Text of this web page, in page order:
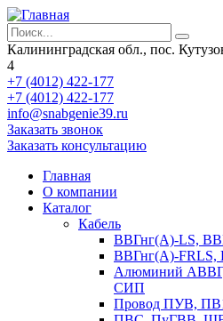
Калининградская обл., пос.
4
+7 (4012) 422-177
+7 (4012) 422-177
info@snabgenie39.ru
Заказать звонок
Заказать консультацию
Главная
О компании
Каталог
Кабель
ВВГнг(А)-LS,
ВВГнг(А)-FRLS,
Алюминий
СИП
Провод ПУВ,